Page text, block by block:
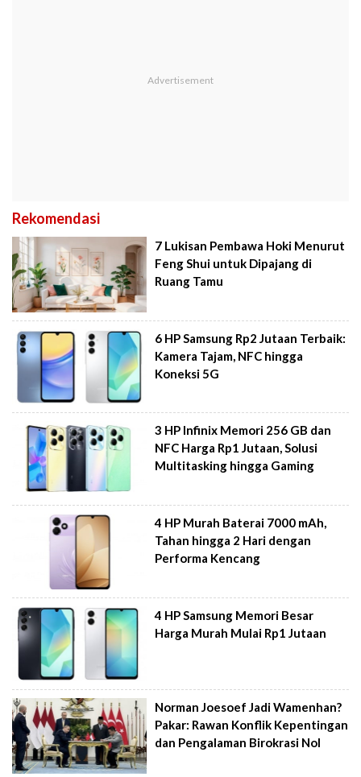
Rekomendasi
7 Lukisan Pembawa Hoki Menurut
Feng Shui untuk Dipajang di
Ruang Tamu
6 HP Samsung Rp2 Jutaan Terbaik:
Kamera Tajam, NFC hingga
Koneksi 5G
3 HP Infinix Memori 256 GB dan
NFC Harga Rp1 Jutaan, Solusi
Multitasking hingga Gaming
4 HP Murah Baterai 7000 mAh,
Tahan hingga 2 Hari dengan
Performa Kencang
4 HP Samsung Memori Besar
Harga Murah Mulai Rp1 Jutaan
Norman Joesoef Jadi Wamenhan?
Pakar: Rawan Konflik Kepentingan
dan Pengalaman Birokrasi Nol